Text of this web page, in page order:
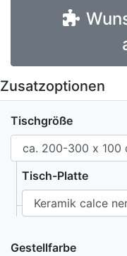
Zusatzoptionen
Tischgröße
Tisch-Platte
Gestellfarbe